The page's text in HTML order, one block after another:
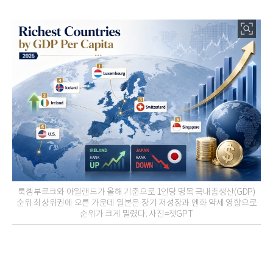
룩셈부르크와 아일랜드가 올해 기준으로 1인당 명목 국내총생산(GDP)
순위 최상위권에 오른 가운데 일본은 장기 저성장과 엔화 약세 영향으로
순위가 크게 밀렸다. 사진=챗GPT